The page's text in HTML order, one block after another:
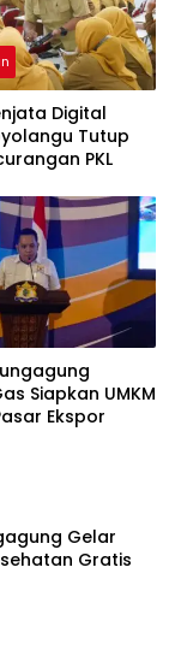
Digital
Tutup
PKL
Siapkan UMKM
Ekspor
Gelar
Gratis